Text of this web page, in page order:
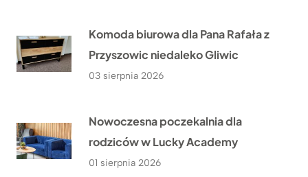
Komoda biurowa dla Pana Rafała z
Przyszowic niedaleko Gliwic
03 sierpnia 2026
Nowoczesna poczekalnia dla
rodziców w Lucky Academy
01 sierpnia 2026